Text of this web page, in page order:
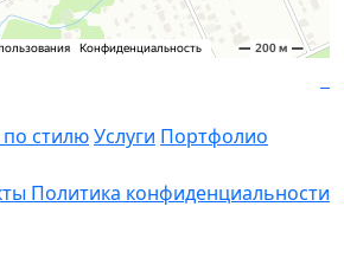
стилюУслуги Портфолио
Политика конфиденциальности